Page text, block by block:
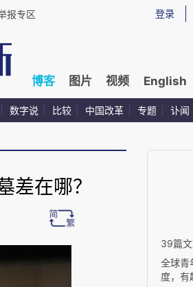
登录
报专区
博客 图片 视频 English
数字说 比较 中国改革 专题 讣闻
差在哪？
39篇
全球青
度，有